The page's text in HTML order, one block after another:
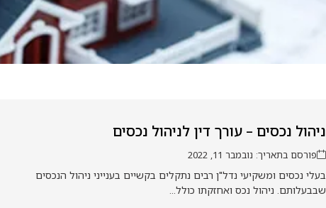
ניהול נכסים – עורך דין לניהול נכסים
פורסם בתאריך: נובמבר 11, 2022
בעלי נכסים ומשקיעי נדל"ן רבים נתקלים בקשיים בענייני ניהול הנכסים
שבבעלותם. ניהול נכס ואחזקתו כולל...